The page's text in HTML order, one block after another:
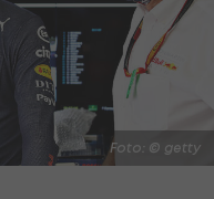
Foto: © getty